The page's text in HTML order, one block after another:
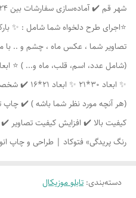
⭐اجرای طرح دلخواه شما شامل : ✨
تصاویر شما ، عکس ماه ، چشم و .. با
✨ ابعاد
(هر آنچه مورد نظر شما باشه ) ✔️ چاپ
کیفیت بالا ✔️ افزایش کیفیت
رنگ پریدگی» فتوکاد | طراحی و چاپ
دسته‌بندی: تابلو موزیکال